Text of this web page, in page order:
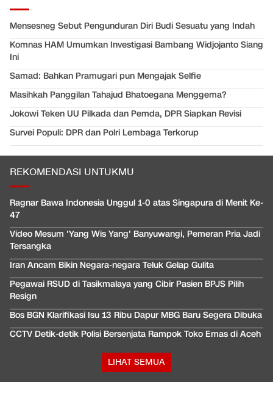
Mensesneg Sebut Pengunduran Diri Budi Sesuatu yang Indah
Komnas HAM Umumkan Investigasi Bambang Widjojanto Siang
Ini
Samad: Bahkan Pramugari pun Mengajak Selfie
Masihkah Panggilan Tahajud Bhatoegana Menggema?
Jokowi Teken UU Pilkada dan Pemda, DPR Siapkan Revisi
Survei Populi: DPR dan Polri Lembaga Terkorup
REKOMENDASI UNTUKMU
Ragnar Bawa Indonesia Unggul 1-0 atas Singapura di Menit Ke-
47
Video Mesum 'Yang Wis Yang' Banyuwangi, Pemeran Pria Jadi
Tersangka
Iran Ancam Bikin Negara-negara Teluk Gelap Gulita
Pegawai RSUD di Tasikmalaya yang Cibir Pasien BPJS Pilih
Resign
Bos BGN Klarifikasi Isu 13 Ribu Dapur MBG Baru Segera Dibuka
CCTV Detik-detik Polisi Bersenjata Rampok Toko Emas di Aceh
LIHAT SEMUA